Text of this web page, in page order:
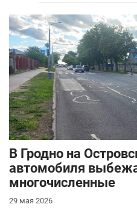
В Гродно на
автомобиля
многочисленные
29 мая 2026